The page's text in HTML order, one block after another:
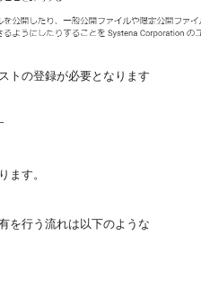
トの登録が必要となります
ます。
を行う流れは以下のような